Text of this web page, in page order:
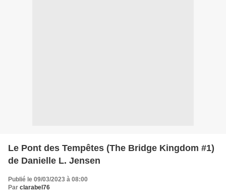
Le Pont des Tempêtes (The Bridge Kingdom #1)
de Danielle L. Jensen
Publié le 09/03/2023 à 08:00
Par clarabel76